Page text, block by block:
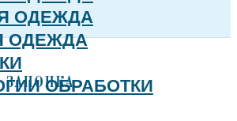
ОДЕЖДА
ОДЕЖДА
ОБРАБОТКИ